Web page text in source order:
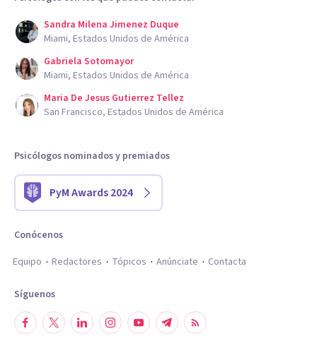
Sandra Milena Jimenez Duque
Miami, Estados Unidos de América
Gabriela Sotomayor
Miami, Estados Unidos de América
Maria De Jesus Gutierrez Tellez
San Francisco, Estados Unidos de América
Psicólogos nominados y premiados
PyM Awards 2024
Conócenos
Equipo
Redactores Tópicos Anúnciate Contacta
Síguenos